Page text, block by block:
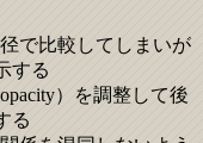
で比較してしまいが
する
）を調整して後
る